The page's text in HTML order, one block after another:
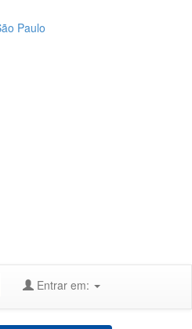
Entrar em: